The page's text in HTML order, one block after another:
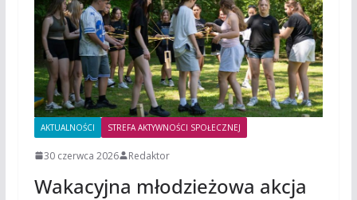
AKTUALNOŚCI STREFA AKTYWNOŚCI SPOŁECZNEJ
30 czerwca 2026 Redaktor
Wakacyjna młodzieżowa akcja